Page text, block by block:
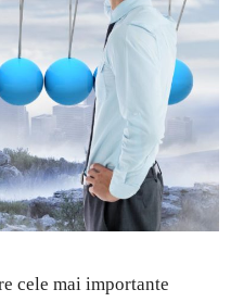
cele mai importante